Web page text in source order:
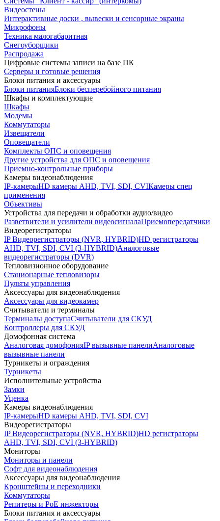
Видеостены
Интерактивные доски , вывески и сенсорные экраны
Микрофоны
Техника малогабаритная
Снегоуборщики
Распродажа
Цифровые системы записи на базе ПК
Серверы и готовые решения
Блоки питания и аксессуары
Блоки питанияБлоки бесперебойного питания
Шкафы и комплектующие
Шкафы
Модемы
Коммутаторы
Извещатели
Оповещатели
Комплекты ОПС и оповещения
Другие устройства для ОПС и оповещения
Приемно-контрольные приборы
Камеры видеонаблюдения
IP-камерыHD камеры AHD, TVI, SDI, CVIКамеры спец
применения
Объективы
Устройства для передачи и обработки аудио/видео
Разветвители и усилители видеосигналаПриемопередатчики
Видеорегистраторы
IP Видеорегистраторы (NVR, HYBRID)HD регистраторы
AHD, TVI, SDI, CVI (3-HYBRID)Аналоговые
видеорегистраторы (DVR)
Тепловизионное оборудование
Стационарные тепловизоры
Пульты управления
Аксессуары для видеонаблюдения
Аксессуары для видеокамер
Считыватели и терминалы
Терминалы доступаСчитыватели для СКУД
Контроллеры для СКУД
Домофонная система
Аналоговая домофонияIP вызывные панелиАналоговые
вызывные панели
Турникеты и ограждения
Турникеты
Исполнительные устройства
Замки
Уценка
Камеры видеонаблюдения
IP-камерыHD камеры AHD, TVI, SDI, CVI
Видеорегистраторы
IP Видеорегистраторы (NVR, HYBRID)HD регистраторы
AHD, TVI, SDI, CVI (3-HYBRID)
Мониторы
Мониторы и панели
Софт для видеонаблюдения
Аксессуары для видеонаблюдения
Кронштейны и переходники
Коммутаторы
Репитеры и PoE инжекторы
Блоки питания и аксессуары